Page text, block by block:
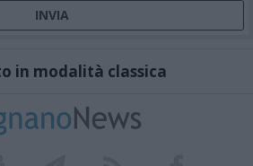
in modalità classica